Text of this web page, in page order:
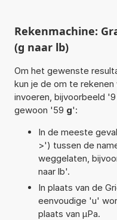
Rekenmachine:
(g naar lb)
Om het gewenste
kun je de om te
invoeren, bijvoorbeeld '9
gewoon '59 g':
In de meeste
>') tussen de
weggelaten,
naar lb'.
In plaats van de
eenvoudige 'u'
plaats van µPa.